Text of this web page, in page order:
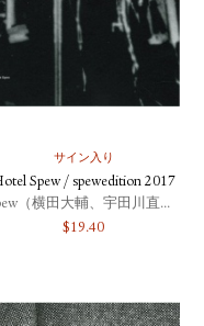
サイン入り
Spew / spewedition 2017
Spew（横田大輔、宇田川直寛、北川浩司）
$19.40